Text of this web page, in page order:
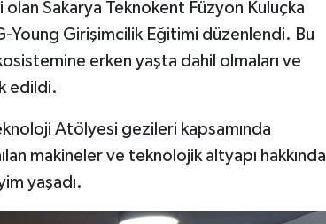
olan Sakarya Teknokent Füzyon Kuluçka
Girişimcilik Eğitimi düzenlendi. Bu
erken yaşta dahil olmaları ve
edildi.
Atölyesi gezileri kapsamında
makineler ve teknolojik altyapı hakkında
yaşadı.